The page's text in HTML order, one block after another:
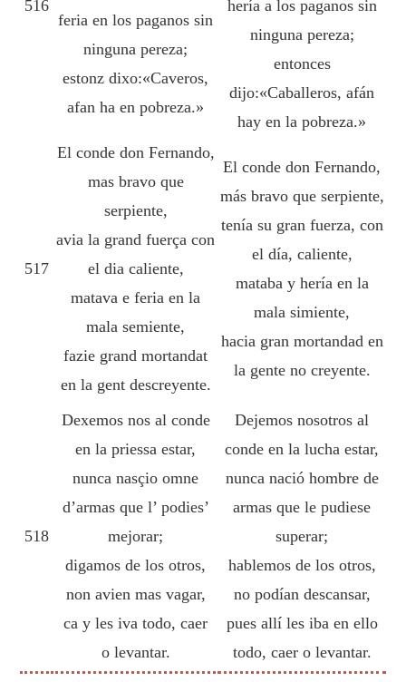
516
feria en los paganos sin
ninguna pereza;
estonz dixo:«Caveros,
afan ha en pobreza.»
hería a los paganos sin
ninguna pereza;
entonces
dijo:«Caballeros, afán
hay en la pobreza.»
517
El conde don Fernando,
mas bravo que
serpiente,
avia la grand fuerça con
el dia caliente,
matava e feria en la
mala semiente,
fazie grand mortandat
en la gent descreyente.
El conde don Fernando,
más bravo que serpiente,
tenía su gran fuerza, con
el día, caliente,
mataba y hería en la
mala simiente,
hacia gran mortandad en
la gente no creyente.
518
Dexemos nos al conde
en la priessa estar,
nunca nasçio omne
d’armas que l’ podies’
mejorar;
digamos de los otros,
non avien mas vagar,
ca y les iva todo, caer
o levantar.
Dejemos nosotros al
conde en la lucha estar,
nunca nació hombre de
armas que le pudiese
superar;
hablemos de los otros,
no podían descansar,
pues allí les iba en ello
todo, caer o levantar.